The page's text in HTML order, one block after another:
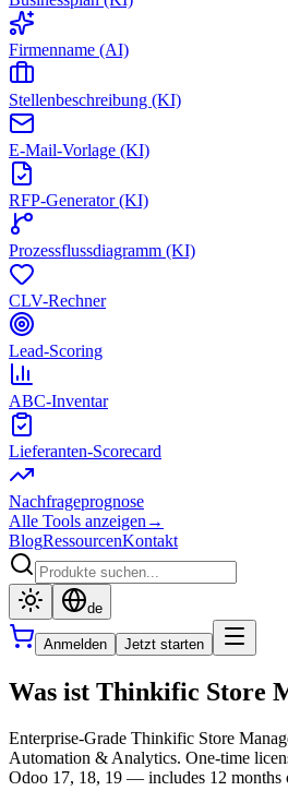
Firmenname (AI)
Stellenbeschreibung (KI)
E-Mail-Vorlage (KI)
RFP-Generator (KI)
Prozessflussdiagramm (KI)
CLV-Rechner
Lead-Scoring
ABC-Inventar
Lieferanten-Scorecard
Nachfrageprognose
Alle Tools anzeigen →
BlogRessourcenKontakt
de
Anmelden Jetzt starten
Was ist Thinkific Store
Enterprise-Grade Thinkific Store
Automation & Analytics. One-time
Odoo 17, 18, 19 — includes 12 months